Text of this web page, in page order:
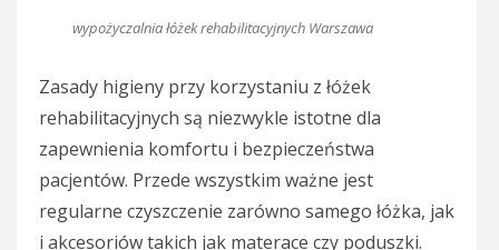
wypożyczalnia łóżek rehabilitacyjnych Warszawa
Zasady higieny przy korzystaniu z łóżek
rehabilitacyjnych są niezwykle istotne dla
zapewnienia komfortu i bezpieczeństwa
pacjentów. Przede wszystkim ważne jest
regularne czyszczenie zarówno samego łóżka, jak
i akcesoriów takich jak materace czy poduszki.